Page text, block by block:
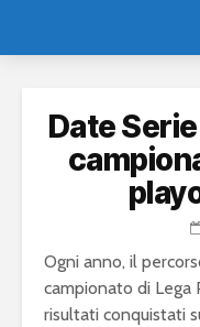
Date
Ogni anno, il
campionato di
risultati conquistati